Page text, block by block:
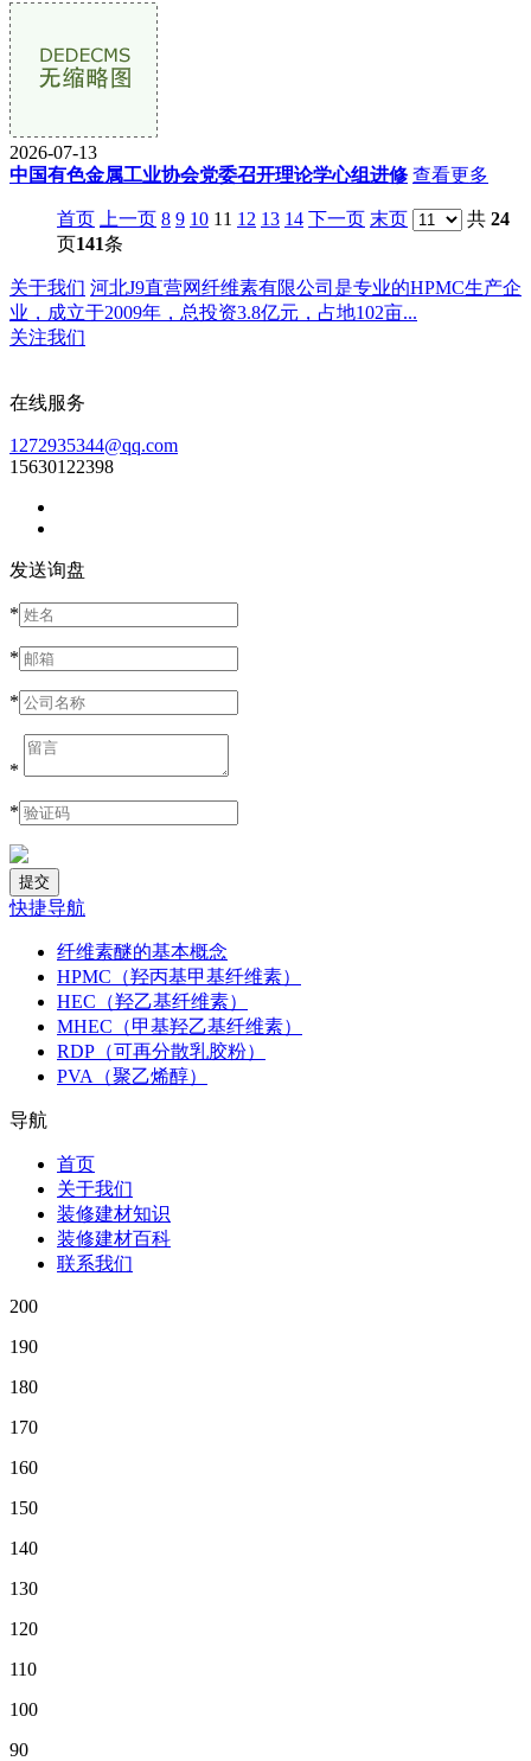
2026-07-13
中国有色金属工业协会党委召开理论学心组进修 查看更多
首页 上一页 8 9 10 11 12 13 14 下一页 末页 共 24
页141条
关于我们 河北J9直营网纤维素有限公司是专业的HPMC生产企
业，成立于2009年，总投资3.8亿元，占地102亩...
关注我们
在线服务
1272935344@qq.com
15630122398
发送询盘
*
*
*
*
*
快捷导航
纤维素醚的基本概念
HPMC（羟丙基甲基纤维素）
HEC（羟乙基纤维素）
MHEC（甲基羟乙基纤维素）
RDP（可再分散乳胶粉）
PVA（聚乙烯醇）
导航
首页
关于我们
装修建材知识
装修建材百科
联系我们
200
190
180
170
160
150
140
130
120
110
100
90